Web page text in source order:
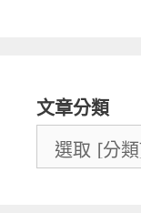
文章分類